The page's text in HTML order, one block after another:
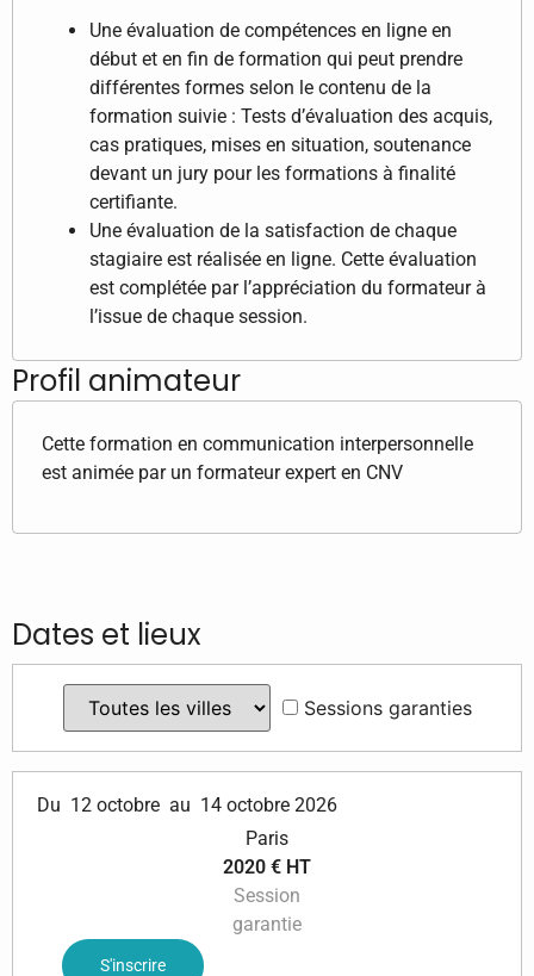
Une évaluation de compétences en ligne en
début et en fin de formation qui peut prendre
différentes formes selon le contenu de la
formation suivie : Tests d’évaluation des acquis,
cas pratiques, mises en situation, soutenance
devant un jury pour les formations à finalité
certifiante.
Une évaluation de la satisfaction de chaque
stagiaire est réalisée en ligne. Cette évaluation
est complétée par l’appréciation du formateur à
l’issue de chaque session.
Profil animateur
Cette formation en communication interpersonnelle
est animée par un formateur expert en CNV
Dates et lieux
Sessions garanties
Du 12 octobre au 14 octobre 2026
Paris
2020 € HT
Session
garantie
S'inscrire